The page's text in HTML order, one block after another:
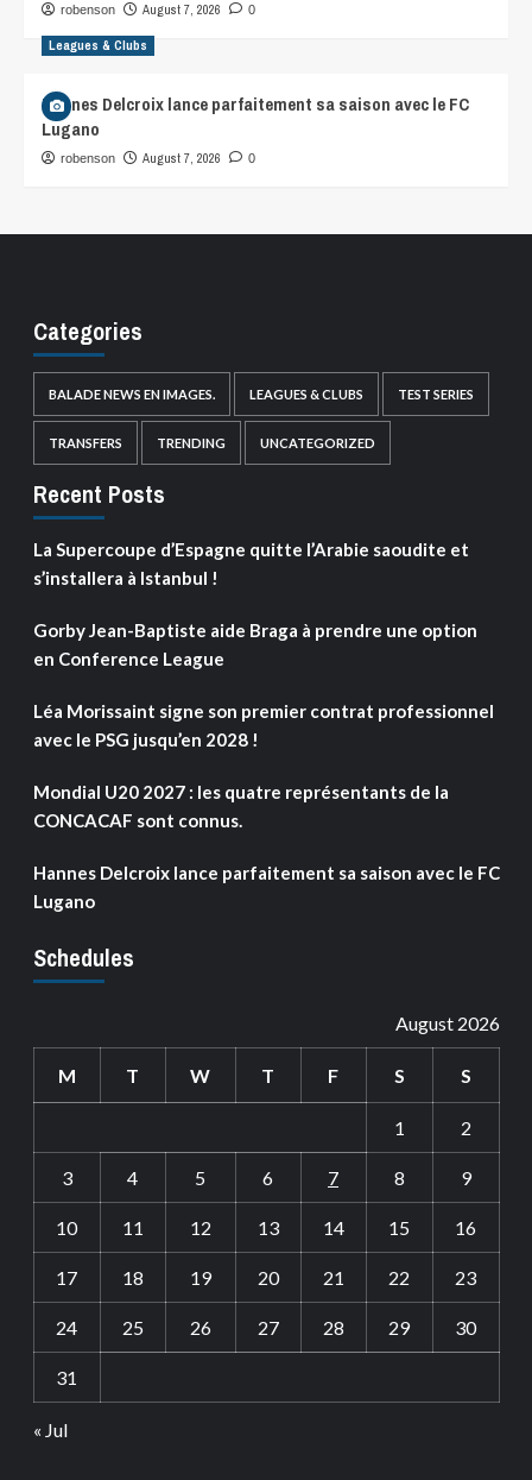
robenson August 7, 2026 0
Leagues & Clubs
Hannes Delcroix lance parfaitement sa saison avec le FC
Lugano
robenson August 7, 2026 0
Categories
BALADE NEWS EN IMAGES. LEAGUES & CLUBS TEST SERIES
TRANSFERS TRENDING UNCATEGORIZED
Recent Posts
La Supercoupe d’Espagne quitte l’Arabie saoudite et
s’installera à Istanbul !
Gorby Jean-Baptiste aide Braga à prendre une option
en Conference League
Léa Morissaint signe son premier contrat professionnel
avec le PSG jusqu’en 2028 !
Mondial U20 2027 : les quatre représentants de la
CONCACAF sont connus.
Hannes Delcroix lance parfaitement sa saison avec le FC
Lugano
Schedules
August 2026
M T W T F S S
1 2
3 4 5 6 7 8 9
10 11 12 13 14 15 16
17 18 19 20 21 22 23
24 25 26 27 28 29 30
31
« Jul